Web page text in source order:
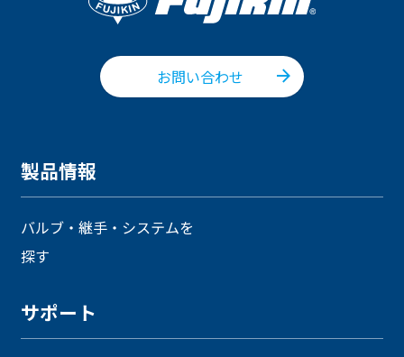
お問い合わせ
製品情報
バルブ・継手・システムを
探す
サポート